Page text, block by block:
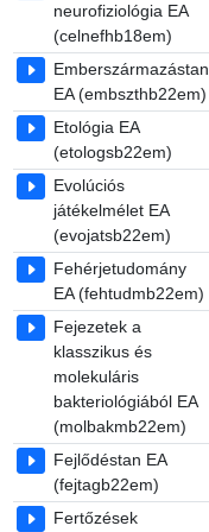
neurofiziológia EA
(celnefhb18em)
Emberszármazástan
EA (embszthb22em)
Etológia EA
(etologsb22em)
Evolúciós
játékelmélet EA
(evojatsb22em)
Fehérjetudomány
EA (fehtudmb22em)
Fejezetek a
klasszikus és
molekuláris
bakteriológiából EA
(molbakmb22em)
Fejlődéstan EA
(fejtagb22em)
Fertőzések